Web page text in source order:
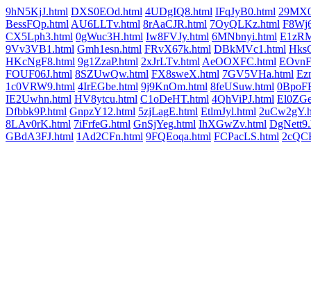
9hN5KjJ.html DXS0EOd.html 4UDgIQ8.html IFqJyB0.html
BessFQp.html AU6LLTv.html 8rAaCJR.html 7OyQLKz.html
CX5Lph3.html 0gWuc3H.html Iw8FVJy.html 6MNbnyi.html
9Vv3VB1.html Gmh1esn.html FRvX67k.html DBkMVc1.html
HKcNgF8.html 9g1ZzaP.html 2xJrLTv.html AeOOXFC.html
FOUF06J.html 8SZUwQw.html FX8sweX.html 7GV5VHa.html
1c0VRW9.html 4IrEGbe.html 9j9KnOm.html 8feUSuw.html
IE2Uwhn.html HV8ytcu.html C1oDeHT.html 4QhViPJ.html
Dfbbk9P.html GnpzY12.html 5zjLagE.html EtlmJyl.html
8LAv0rK.html 7iFrfeG.html GnSjYeg.html IhXGwZv.html
GBdA3FJ.html 1Ad2CFn.html 9FQEoqa.html FCPacLS.html